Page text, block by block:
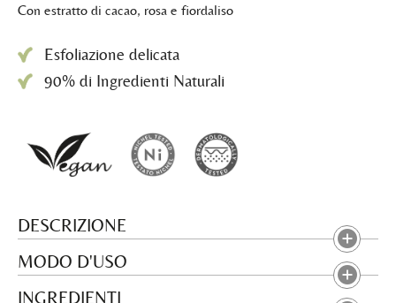
Con estratto di cacao, rosa e fiordaliso
Esfoliazione delicata
90% di Ingredienti Naturali
DESCRIZIONE
MODO D'USO
INGREDIENTI